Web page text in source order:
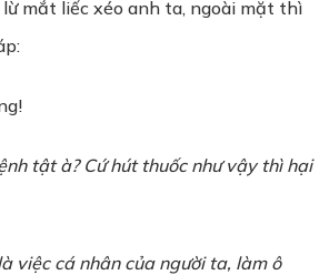
mắt liếc xéo anh ta, ngoài mặt thì
nh tật à? Cứhút thuốc nhưvậy thì hại
việc cá nhân của người ta, làm ô